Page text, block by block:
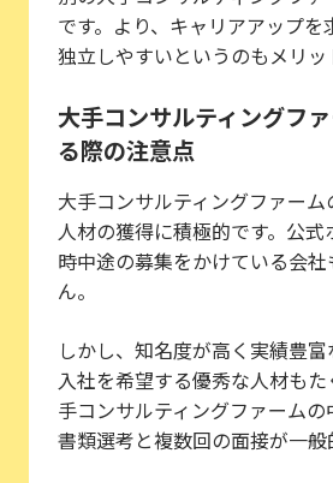
です。より、キャリアアップを
独立しやすいというのもメリッ
大手コンサルティングフ
る際の注意点
大手コンサルティングファー
人材の獲得に積極的です。公
時中途の募集をかけている会
ん。
しかし、知名度が高く実績豊
入社を希望する優秀な人材も
手コンサルティングファームの
書類選考と複数回の面接が一般